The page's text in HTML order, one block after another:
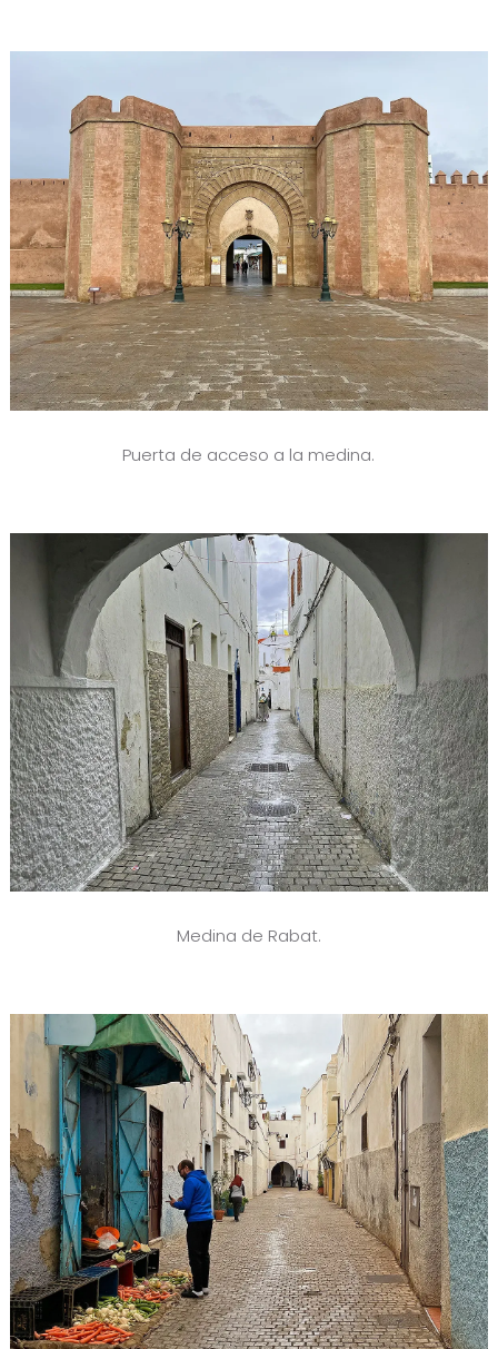
Puerta de acceso a la medina.
Medina de Rabat.